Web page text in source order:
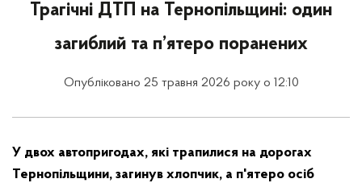
Трагічні ДТП на Тернопільщині: один
загиблий та п’ятеро поранених
Опубліковано 25 травня 2026 року о 12:10
У двох автопригодах, які трапилися на дорогах
Тернопільщини, загинув хлопчик, а п'ятеро осіб